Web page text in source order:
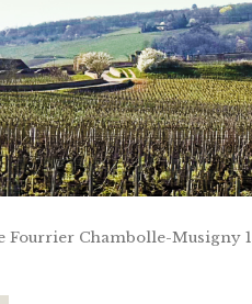
Fourrier Chambolle-Musigny